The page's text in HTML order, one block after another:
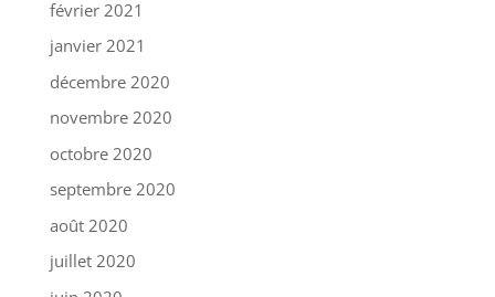
février 2021
janvier 2021
décembre 2020
novembre 2020
octobre 2020
septembre 2020
août 2020
juillet 2020